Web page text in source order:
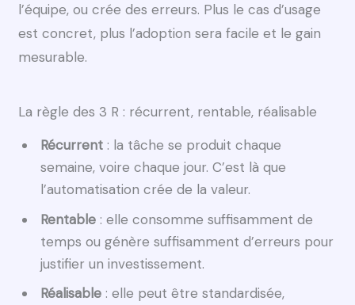
l’équipe, ou crée des erreurs. Plus le cas d’usage
est concret, plus l’adoption sera facile et le gain
mesurable.
La règle des 3 R : récurrent, rentable, réalisable
Récurrent : la tâche se produit chaque
semaine, voire chaque jour. C’est là que
l’automatisation crée de la valeur.
Rentable : elle consomme suffisamment de
temps ou génère suffisamment d’erreurs pour
justifier un investissement.
Réalisable : elle peut être standardisée,